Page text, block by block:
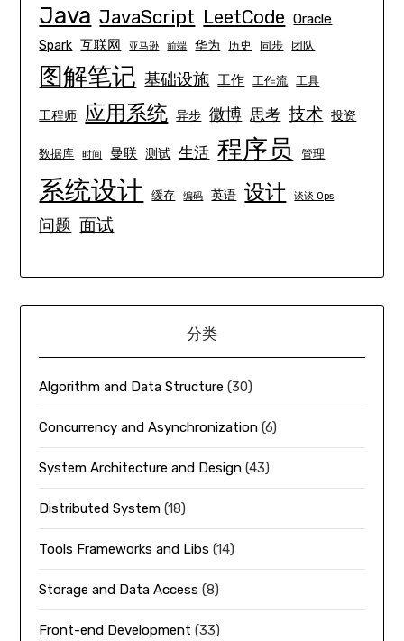
Java JavaScript LeetCode Oracle
Spark 互联网 亚马逊 前端 华为 历史 同步 团队
图解笔记 基础设施 工作 工作流 工具
工程师 应用系统 异步 微博 思考 技术 投资
数据库 时间 曼联 测试 生活 程序员 管理
系统设计 缓存 编码 英语 设计 谈谈 Ops
问题 面试
分类
Algorithm and Data Structure (30)
Concurrency and Asynchronization (6)
System Architecture and Design (43)
Distributed System (18)
Tools Frameworks and Libs (14)
Storage and Data Access (8)
Front-end Development (33)